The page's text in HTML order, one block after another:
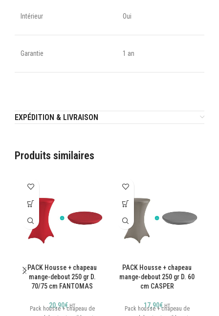
Intérieur Oui
Garantie 1 an
EXPÉDITION & LIVRAISON
Produits similaires
PACK Housse + chapeau
mange-debout 250 gr D.
70/75 cm FANTOMAS
20,90€ HT
Pack housse + chapeau de
PACK Housse + chapeau
mange-debout 250 gr D. 60
cm CASPER
17,90€ HT
Pack housse + chapeau de